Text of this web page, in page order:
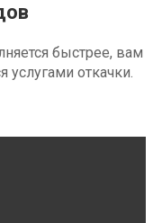
быстрее, вам
услугами откачки.